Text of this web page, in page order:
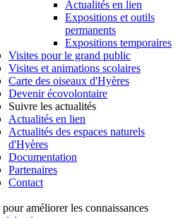
Actualités en lien
Expositions et outils
permanents
Expositions temporaires
Visites pour le grand public
Visites et animations scolaires
Carte des oiseaux d'Hyères
Devenir écovolontaire
Suivre les actualités
Actualités en lien
Actualités des espaces naturels
d'Hyères
Documentation
Partenaires
Contact
pour améliorer les connaissances